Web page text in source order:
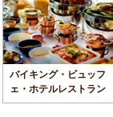
バイキング・ビュッフ
ェ・ホテルレストラン